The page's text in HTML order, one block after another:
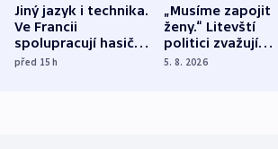
Jiný jazyk i technika.
Ve Francii
spolupracují hasiči z
různých zemí
před 15h
„Musíme zapojit
ženy.“ Litevští
politici zvažují
dohodu o
5. 8. 2026